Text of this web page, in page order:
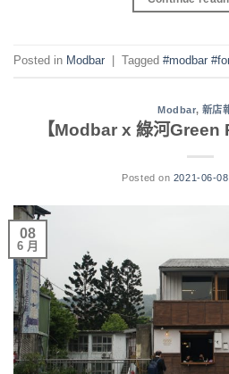
Posted in Modbar Tagged #modbar
Modbar, 新店
【Modbar x 綠河Green
Posted on 2021-06-08
08
6 月